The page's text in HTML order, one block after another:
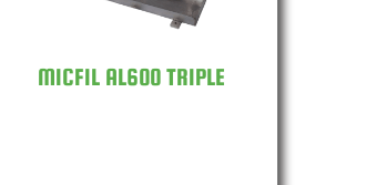
MICFIL AL600 TRIPLE